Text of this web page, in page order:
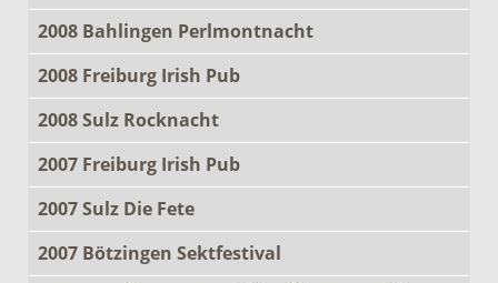
2008 Bahlingen Perlmontnacht
2008 Freiburg Irish Pub
2008 Sulz Rocknacht
2007 Freiburg Irish Pub
2007 Sulz Die Fete
2007 Bötzingen Sektfestival